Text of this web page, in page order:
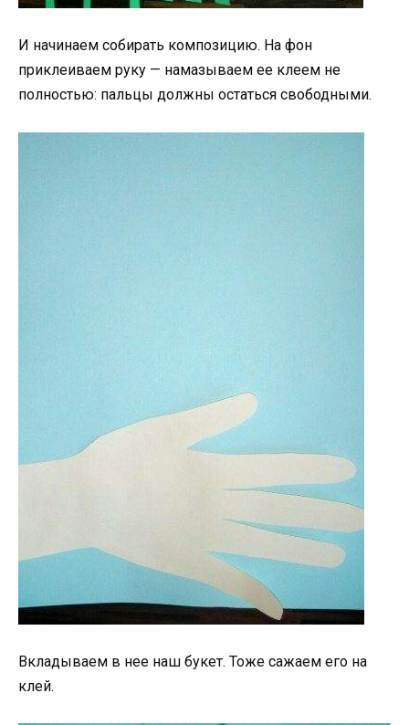
И начинаем собирать композицию. На фон
приклеиваем руку — намазываем ее клеем не
полностью: пальцы должны остаться свободными.
Вкладываем в нее наш букет. Тоже сажаем его на
клей.